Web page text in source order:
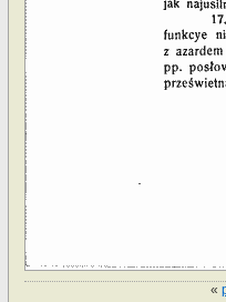
«